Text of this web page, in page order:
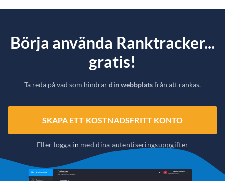
Börja använda Ranktracker...
gratis!
Ta reda på vad som hindrardin webbplatsfrån att rankas.
SKAPA ETT KOSTNADSFRITT KONTO
Eller logga in med dina autentiseringsuppgifter